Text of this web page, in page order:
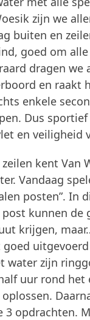
zijn we
buiten en
goed om
dragen we
en raakt
enkele
Dus
en veiligheid
kent Van
Vandaag
posten”. In
kunnen de
krijgen,
water zijn
uur rond het
3 opdrachten.